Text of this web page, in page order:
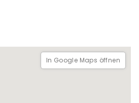
Philosophie des Atithi Devo
Verkäufer und das "Warum"
Sie mich zu einem
Austausch und einer Reise
Seele von Kathmandu.
In Google Maps öffnen